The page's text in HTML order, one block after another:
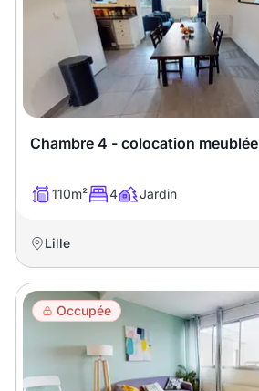
Chambre 4 - colocation meublée
110m² 4 Jardin
Lille
Occupée